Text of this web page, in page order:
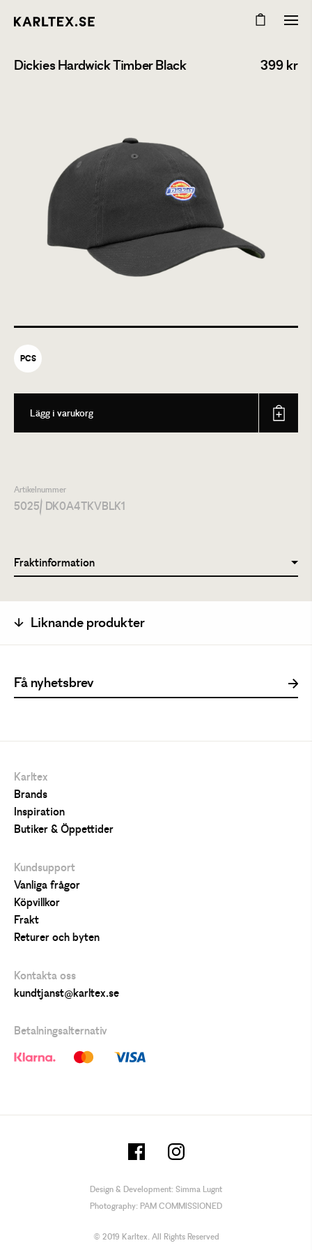
Dickies Hardwick Timber Black 399 kr
PCS
Lägg i varukorg
Artikelnummer
5025/ DK0A4TKVBLK1
Fraktinformation
Liknande produkter
Karltex
Brands
Inspiration
Butiker & Öppettider
Kundsupport
Vanliga frågor
Köpvillkor
Frakt
Returer och byten
Kontakta oss
kundtjanst@karltex.se
Betalningsalternativ
Design & Development: Simma Lugnt
Photography: PAM COMMISSIONED
© 2019 Karltex. All Rights Reserved